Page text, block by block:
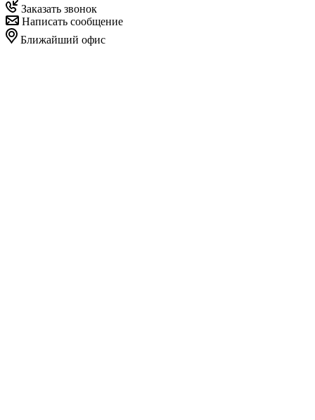
Заказать звонок
Написать сообщение
Ближайший офис